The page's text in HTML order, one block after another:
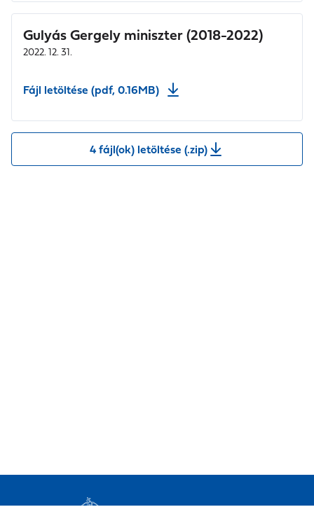
Gulyás Gergely miniszter (2018-2022)
2022. 12. 31.
Fájl letöltése (pdf, 0.16MB)
4 fájl(ok) letöltése (.zip)